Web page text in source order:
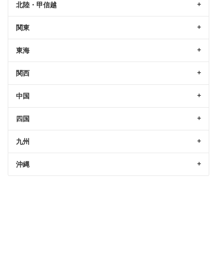
北陸・甲信越
関東
東海
関西
中国
四国
九州
沖縄